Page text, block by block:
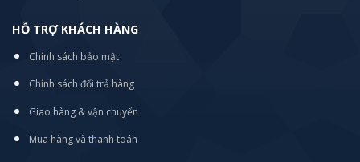
HỖ TRỢ KHÁCH HÀNG
Chính sách bảo mật
Chính sách đổi trả hàng
Giao hàng & vận chuyển
Mua hàng và thanh toán